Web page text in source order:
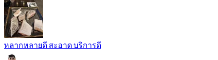
หลากหลายดี สะอาด บริการดี